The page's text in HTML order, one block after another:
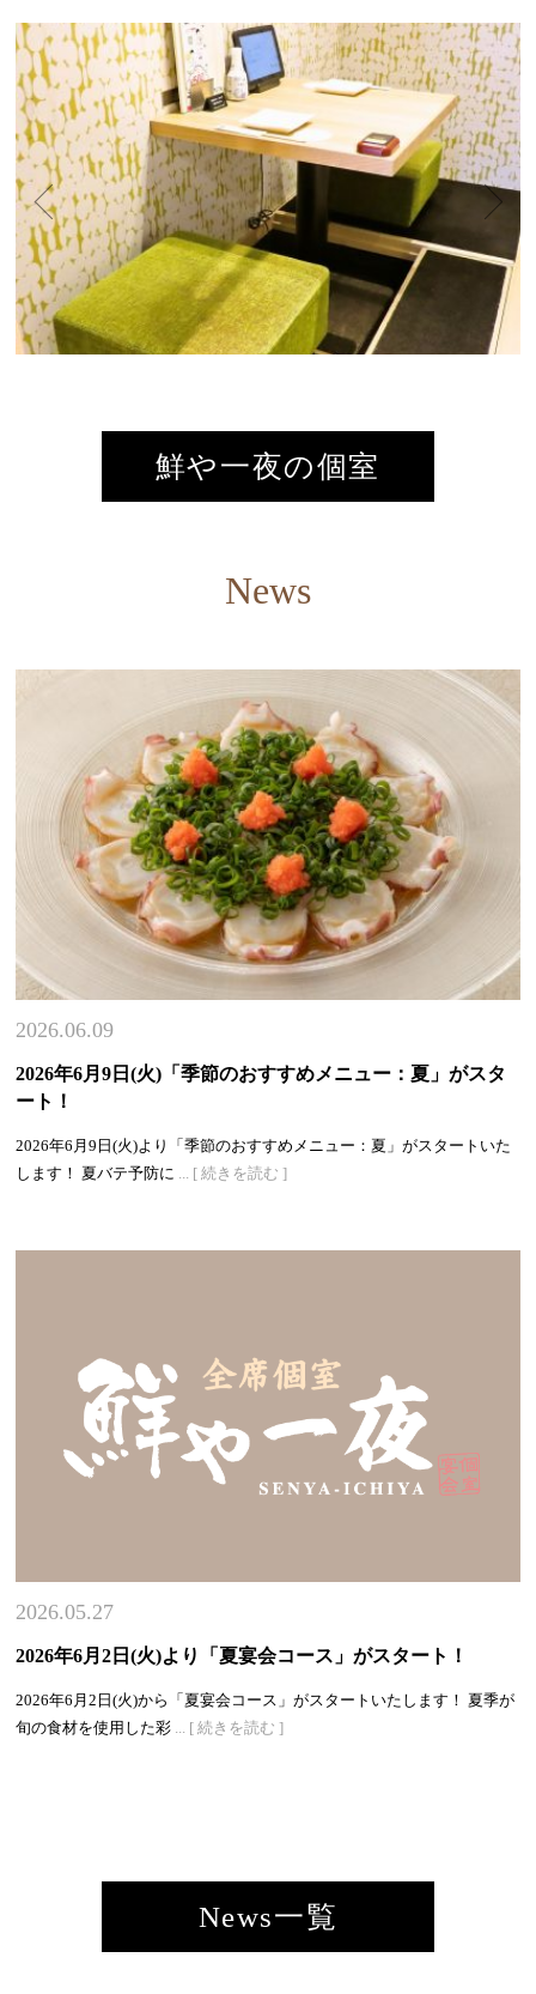
鮮や一夜の個室
News
2026.06.09
2026年6月9日(火)「季節のおすすめメニュー：夏」がスタ
ート！
2026年6月9日(火)より「季節のおすすめメニュー：夏」がスタートいた
します！ 夏バテ予防に ... [ 続きを読む ]
2026.05.27
2026年6月2日(火)より「夏宴会コース」がスタート！
2026年6月2日(火)から「夏宴会コース」がスタートいたします！ 夏季が
旬の食材を使用した彩 ... [ 続きを読む ]
News一覧